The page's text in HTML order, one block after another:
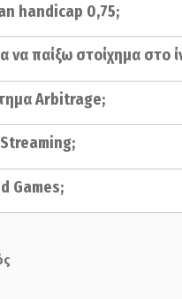
handicap 0,75;
να παίξω στοίχημα στο
Arbitrage;
Streaming;
Games;